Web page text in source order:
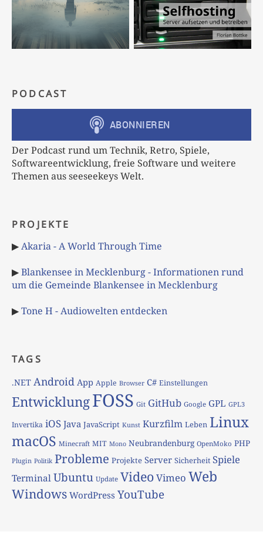
PODCAST
Der Podcast rund um Technik, Retro, Spiele,
Softwareentwicklung, freie Software und weitere
Themen aus seeseekeys Welt.
PROJEKTE
▶Akaria - A World Through Time
▶Blankensee in Mecklenburg - Informationen rund
um die Gemeinde Blankensee in Mecklenburg
▶Tone H - Audiowelten entdecken
TAGS
.NET Android App Apple Browser C# Einstellungen
EntwicklungFOSS Git GitHub Google GPL GPL3
Invertika iOS Java JavaScript Kunst Kurzfilm Leben Linux
macOS Minecraft MIT Mono Neubrandenburg OpenMoko PHP
Plugin Politik Probleme Projekte Server Sicherheit Spiele
TerminalUbuntu Update VideoVimeo Web
Windows WordPress YouTube